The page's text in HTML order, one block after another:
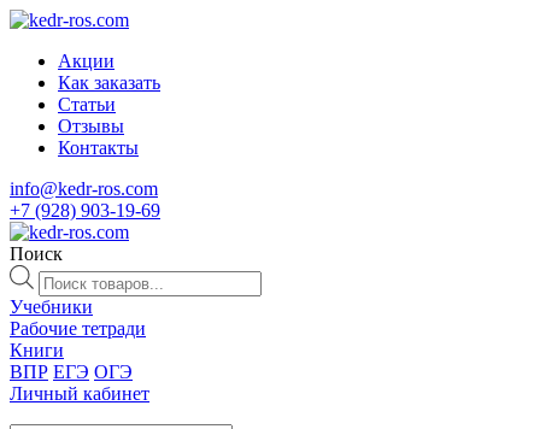
Акции
Как заказать
Статьи
Отзывы
Контакты
info@kedr-ros.com
+7 (928) 903-19-69
Поиск
Поиск
товаров
Учебники
Рабочие тетради
Книги
ВПР ЕГЭ ОГЭ
Личный кабинет